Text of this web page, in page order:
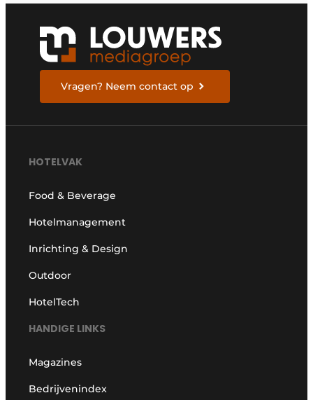
Vragen? Neem contact op
HOTELVAK
Food & Beverage
Hotelmanagement
Inrichting & Design
Outdoor
HotelTech
HANDIGE LINKS
Magazines
Bedrijvenindex